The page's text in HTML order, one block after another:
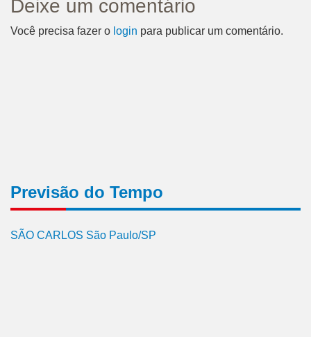
Deixe um comentário
Você precisa fazer o login para publicar um comentário.
Previsão do Tempo
SÃO CARLOS São Paulo/SP